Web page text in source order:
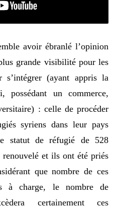
avoir ébranlé l’opinion
grande visibilité pour les
(ayant appris la
possédant un commerce,
: celle de procéder
syriens dans leur pays
statut de réfugié de 528
renouvelé et ils ont été priés
que nombre de ces
à charge, le nombre de
certainement ces